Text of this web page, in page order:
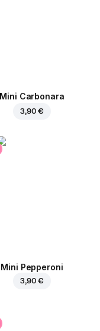
Mini Carbonara
3,90 €
Mini Pepperoni
3,90 €